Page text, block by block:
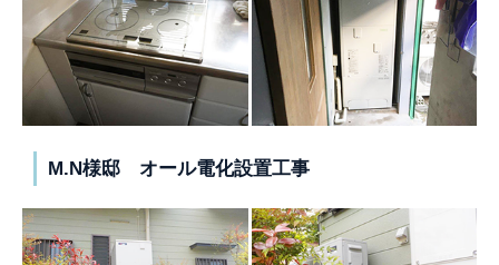
M.N様邸 オール電化設置工事